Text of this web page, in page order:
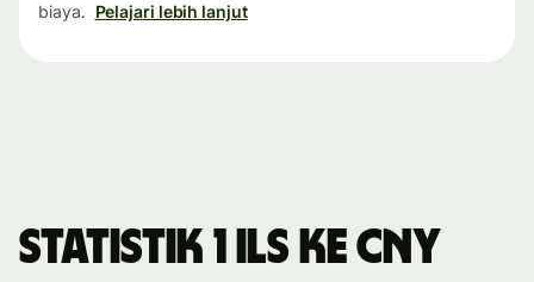
biaya. Pelajari lebih lanjut
Statistik 1 ILS ke CNY